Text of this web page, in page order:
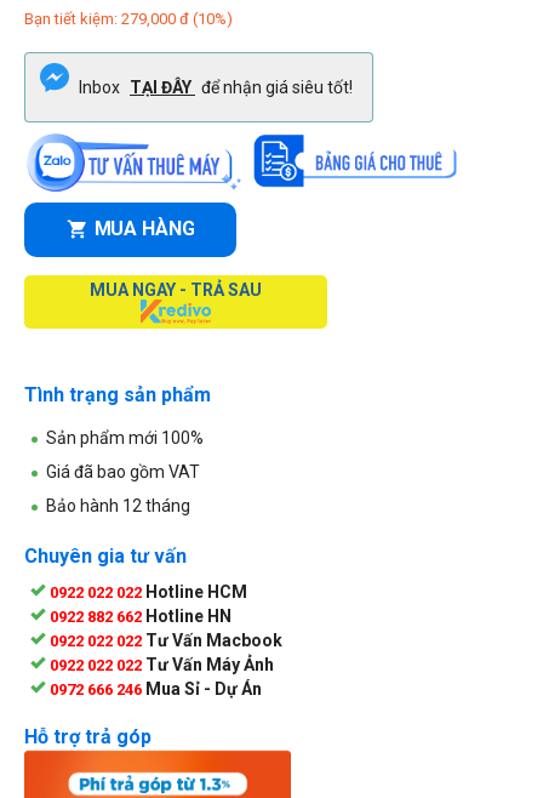
Bạn tiết kiệm: 279,000 đ (10%)
Inbox TẠI ĐÂY để nhận giá siêu tốt!
MUA HÀNG
MUA NGAY - TRẢ SAU
Tình trạng sản phẩm
Sản phẩm mới 100%
Giá đã bao gồm VAT
Bảo hành 12 tháng
Chuyên gia tư vấn
0922 022 022 Hotline HCM
0922 882 662 Hotline HN
0922 022 022 Tư Vấn Macbook
0922 022 022 Tư Vấn Máy Ảnh
0972 666 246 Mua Sỉ - Dự Án
Hỗ trợ trả góp